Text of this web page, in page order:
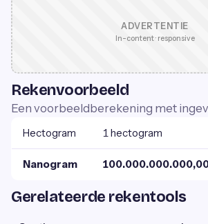
ADVERTENTIE
In-content · responsive
Rekenvoorbeeld
Een voorbeeldberekening met
Hectogram 1 hectogram
Nanogram
Gerelateerde rekentools